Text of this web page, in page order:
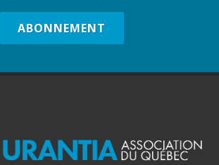
ABONNEMENT